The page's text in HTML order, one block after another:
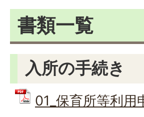
書類一覧
入所の手続き
01_保育所等利用